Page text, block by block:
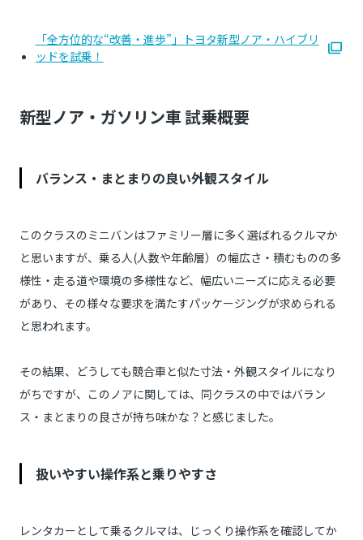
「全方位的な“改善・進歩”」トヨタ新型ノア・ハイブリ
ッドを試乗！
新型ノア・ガソリン車 試乗概要
バランス・まとまりの良い外観スタイル
このクラスのミニバンはファミリー層に多く選ばれるクルマか
と思いますが、乗る人(人数や年齢層）の幅広さ・積むものの多
様性・走る道や環境の多様性など、幅広いニーズに応える必要
があり、その様々な要求を満たすパッケージングが求められる
と思われます。
その結果、どうしても競合車と似た寸法・外観スタイルになり
がちですが、このノアに関しては、同クラスの中ではバラン
ス・まとまりの良さが持ち味かな？と感じました。
扱いやすい操作系と乗りやすさ
レンタカーとして乗るクルマは、じっくり操作系を確認してか